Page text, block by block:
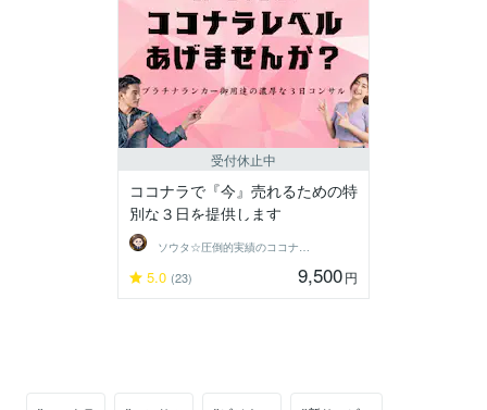
受付休止中
ココナラで『今』売れるための特
別な３日を提供します
5.0 (23) 9,500円